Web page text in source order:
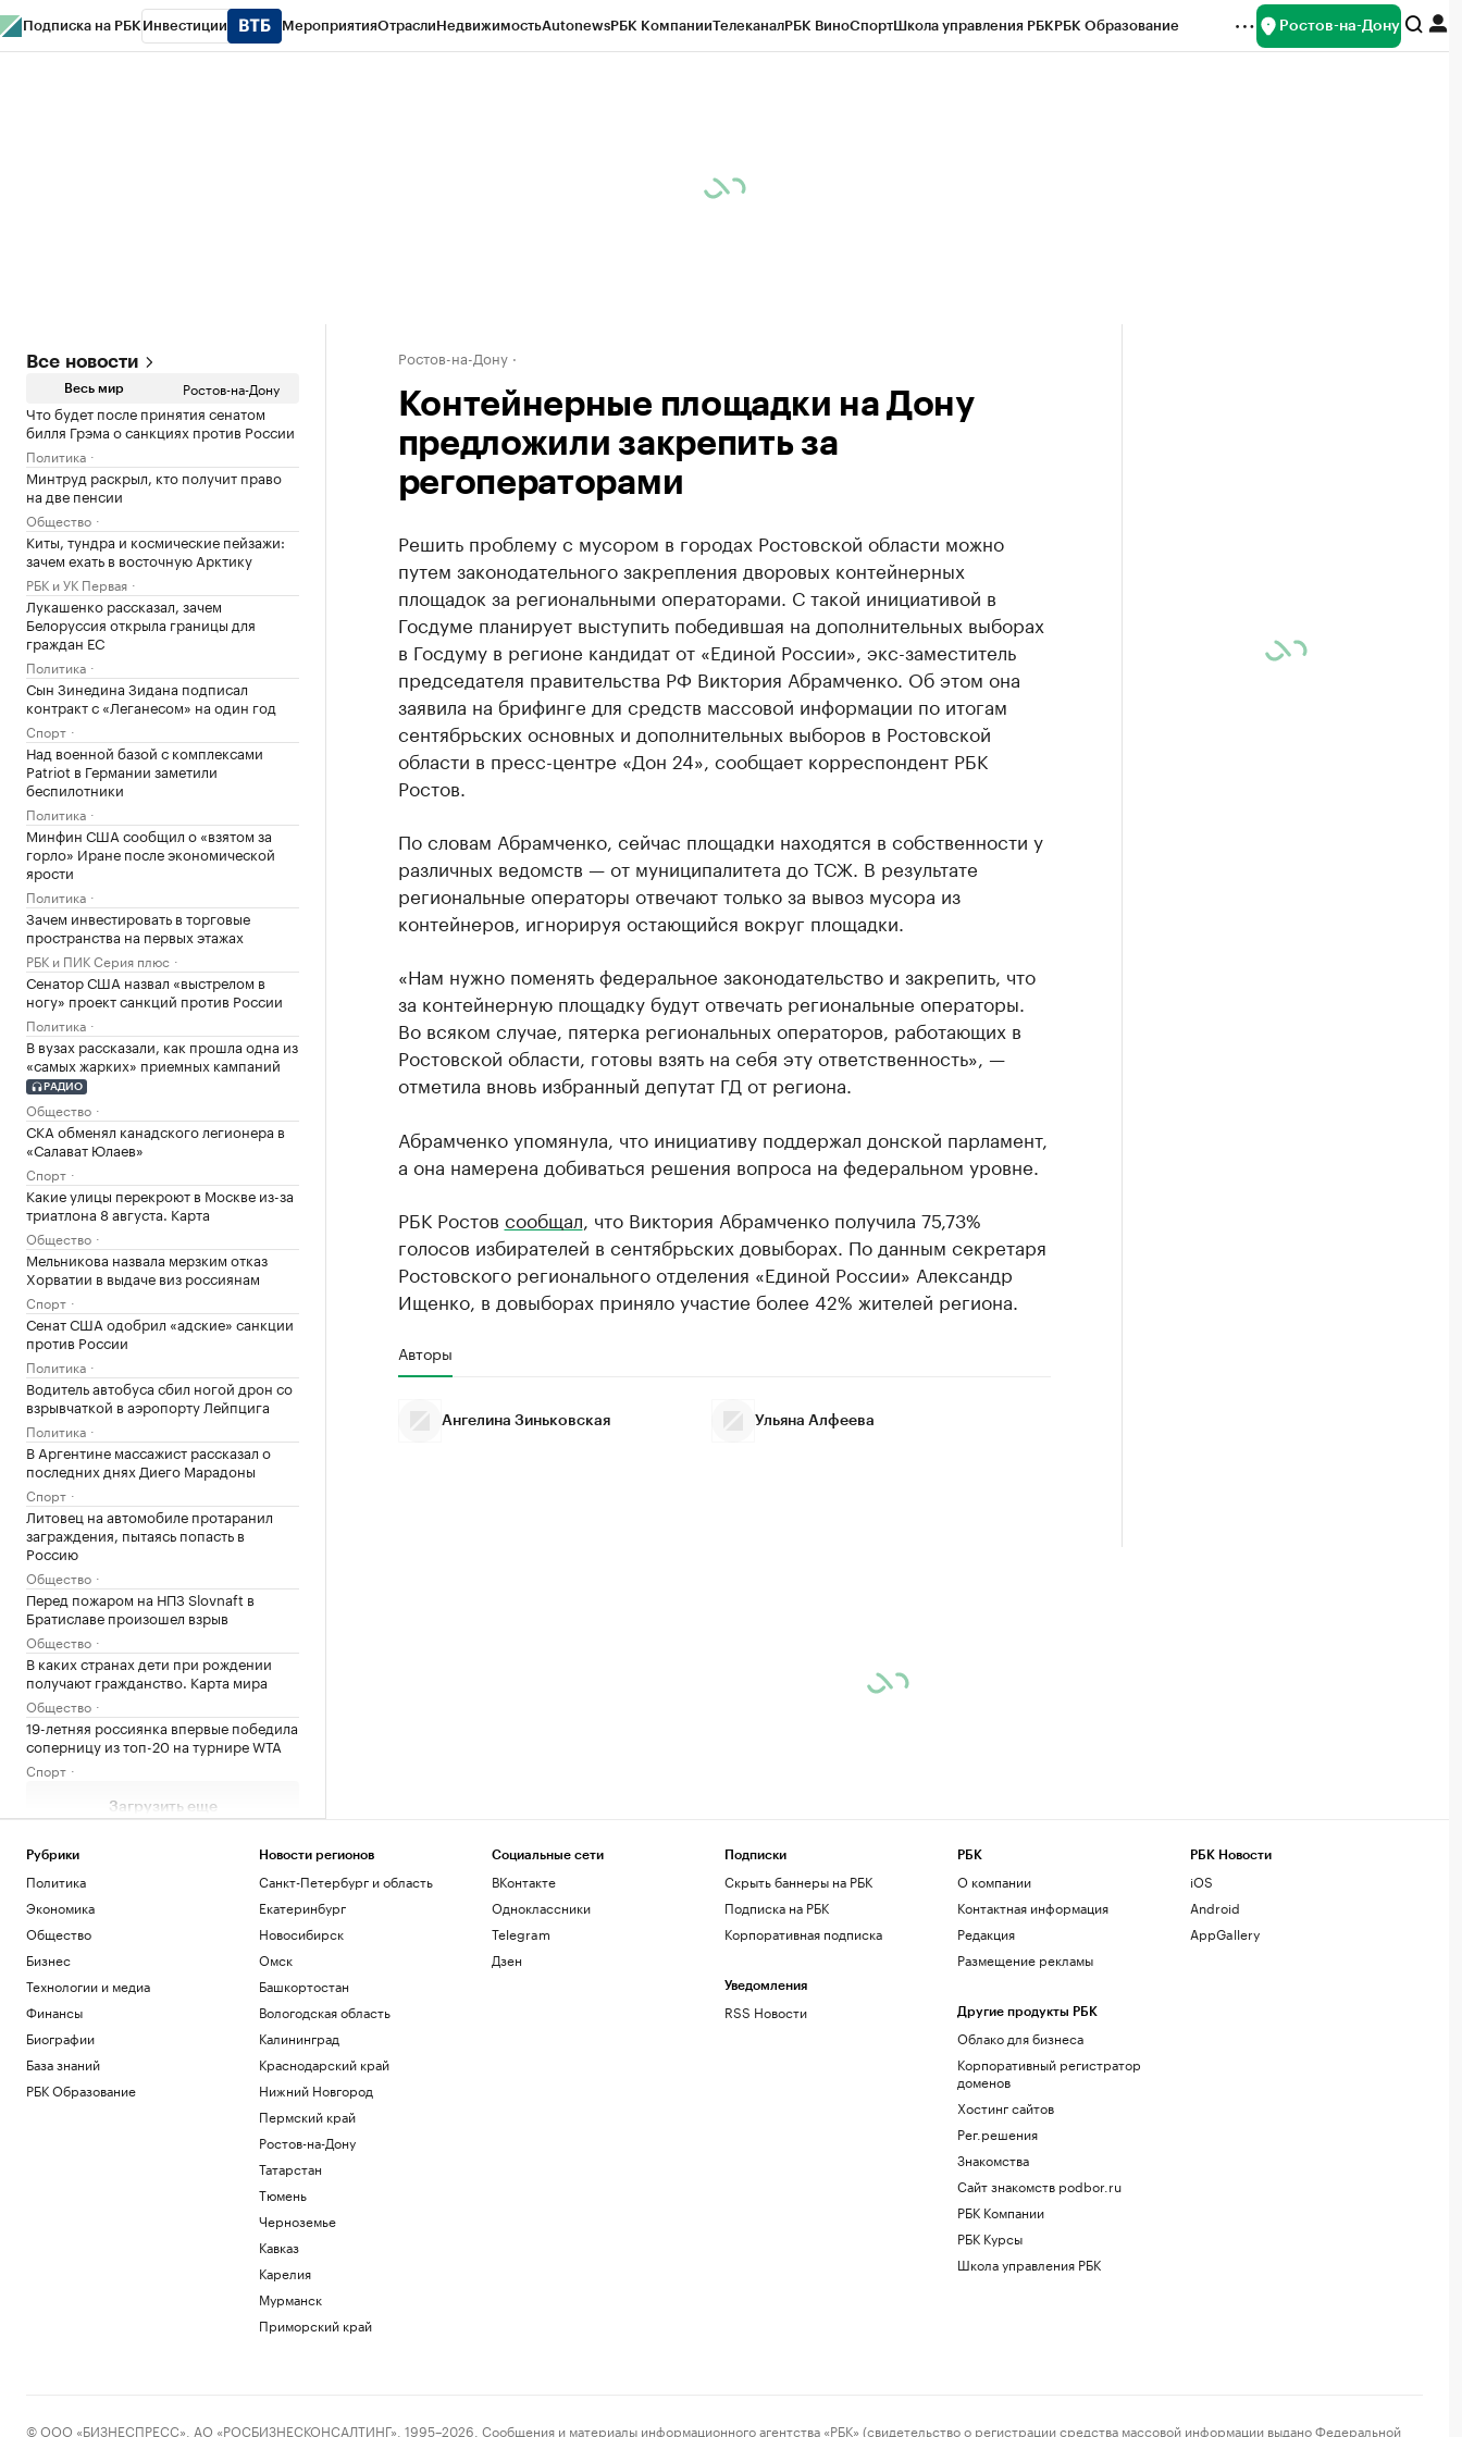
Подписка на РБК Инвестиции МероприятияОтраслиНедвижимостьAutonewsРБК КомпанииТелеканалРБК ВиноСпортШкола управления РБКРБК Образование Ростов-на-Дону
Все новости
Весь мир Ростов-на-Дону
Что будет после принятия сенатом
билля Грэма о санкциях против России
Политика
Минтруд раскрыл, кто получит право
на две пенсии
Общество
Киты, тундра и космические пейзажи:
зачем ехать в восточную Арктику
РБК и УК Первая
Лукашенко рассказал, зачем
Белоруссия открыла границы для
граждан ЕС
Политика
Сын Зинедина Зидана подписал
контракт с «Леганесом» на один год
Спорт
Над военной базой с комплексами
Patriot в Германии заметили
беспилотники
Политика
Минфин США сообщил о «взятом за
горло» Иране после экономической
ярости
Политика
Зачем инвестировать в торговые
пространства на первых этажах
РБК и ПИК Серия плюс
Сенатор США назвал «выстрелом в
ногу» проект санкций против России
Политика
В вузах рассказали, как прошла одна из
«самых жарких» приемных кампаний
РАДИО
Общество
СКА обменял канадского легионера в
«Салават Юлаев»
Спорт
Какие улицы перекроют в Москве из-за
триатлона 8 августа. Карта
Общество
Мельникова назвала мерзким отказ
Хорватии в выдаче виз россиянам
Спорт
Сенат США одобрил «адские» санкции
против России
Политика
Водитель автобуса сбил ногой дрон со
взрывчаткой в аэропорту Лейпцига
Политика
В Аргентине массажист рассказал о
последних днях Диего Марадоны
Спорт
Литовец на автомобиле протаранил
заграждения, пытаясь попасть в
Россию
Общество
Перед пожаром на НПЗ Slovnaft в
Братиславе произошел взрыв
Общество
В каких странах дети при рождении
получают гражданство. Карта мира
Общество
19-летняя россиянка впервые победила
соперницу из топ-20 на турнире WTA
Спорт
Загрузить еще
Ростов-на-Дону
Контейнерные площадки на Дону
предложили закрепить за
регоператорами
Решить проблему с мусором в городах Ростовской области можно
путем законодательного закрепления дворовых контейнерных
площадок за региональными операторами. С такой инициативой в
Госдуме планирует выступить победившая на дополнительных выборах
в Госдуму в регионе кандидат от «Единой России», экс-заместитель
председателя правительства РФ Виктория Абрамченко. Об этом она
заявила на брифинге для средств массовой информации по итогам
сентябрьских основных и дополнительных выборов в Ростовской
области в пресс-центре «Дон 24», сообщает корреспондент РБК
Ростов.
По словам Абрамченко, сейчас площадки находятся в собственности у
различных ведомств — от муниципалитета до ТСЖ. В результате
региональные операторы отвечают только за вывоз мусора из
контейнеров, игнорируя остающийся вокруг площадки.
«Нам нужно поменять федеральное законодательство и закрепить, что
за контейнерную площадку будут отвечать региональные операторы.
Во всяком случае, пятерка региональных операторов, работающих в
Ростовской области, готовы взять на себя эту ответственность», —
отметила вновь избранный депутат ГД от региона.
Абрамченко упомянула, что инициативу поддержал донской парламент,
а она намерена добиваться решения вопроса на федеральном уровне.
РБК Ростов сообщал , что Виктория Абрамченко получила 75,73%
голосов избирателей в сентябрьских довыборах. По данным секретаря
Ростовского регионального отделения «Единой России» Александр
Ищенко, в довыборах приняло участие более 42% жителей региона.
Авторы
Ангелина Зиньковская Ульяна Алфеева
Рубрики
Политика
Экономика
Общество
Бизнес
Технологии и медиа
Финансы
Биографии
База знаний
РБК Образование
Новости регионов
Санкт-Петербург и область
Екатеринбург
Новосибирск
Омск
Башкортостан
Вологодская область
Калининград
Краснодарский край
Нижний Новгород
Пермский край
Ростов-на-Дону
Татарстан
Тюмень
Черноземье
Кавказ
Карелия
Мурманск
Приморский край
Социальные сети
ВКонтакте
Одноклассники
Telegram
Дзен
Подписки
Скрыть баннеры на РБК
Подписка на РБК
Корпоративная подписка
Уведомления
RSS Новости
РБК
О компании
Контактная информация
Редакция
Размещение рекламы
Другие продукты РБК
Облако для бизнеса
Корпоративный регистратор
доменов
Хостинг сайтов
Рег.решения
Знакомства
Сайт знакомств podbor.ru
РБК Компании
РБК Курсы
Школа управления РБК
РБК Новости
iOS
Android
AppGallery
© ООО «БИЗНЕСПРЕСС», АО «РОСБИЗНЕСКОНСАЛТИНГ», 1995–2026. Сообщения и материалы информационного агентства «РБК» (свидетельство о регистрации средства массовой информации выдано Федеральной